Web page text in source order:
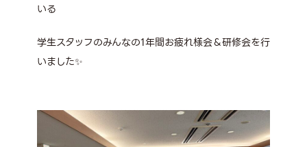
いる
学生スタッフのみんなの1年間お疲れ様会＆研修会を行
いました✨